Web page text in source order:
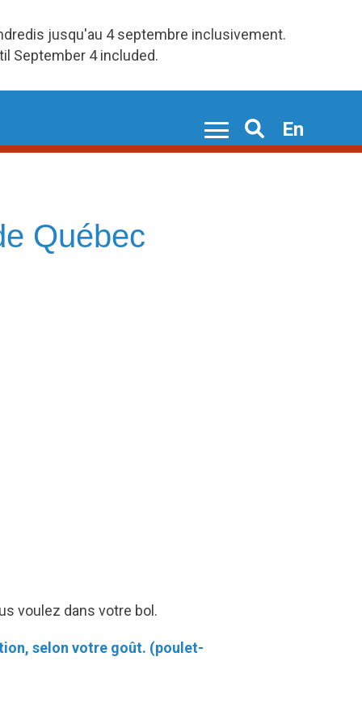
jusqu'au 4 septembre inclusivement.
September 4 included.
Search
En
Québec
voulez dans votre bol.
selon votre goût. (poulet-